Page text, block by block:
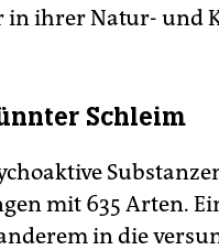
in ihrer Natur- und
Schleim
mit 635 Arten.
in die